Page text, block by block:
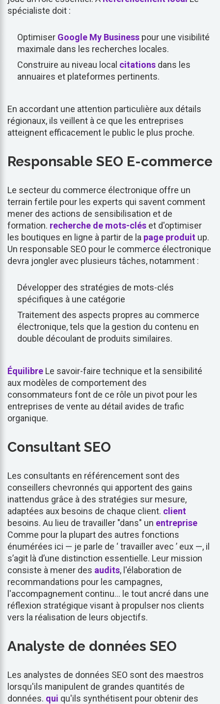
spécialiste doit :
Optimiser Google My Business pour une visibilité
maximale dans les recherches locales.
Construire au niveau local citations dans les
annuaires et plateformes pertinents.
En accordant une attention particulière aux détails
régionaux, ils veillent à ce que les entreprises
atteignent efficacement le public le plus proche.
Responsable SEO E-commerce
Le secteur du commerce électronique offre un
terrain fertile pour les experts qui savent comment
mener des actions de sensibilisation et de
formation. recherche de mots-clés et d'optimiser
les boutiques en ligne à partir de la page produit up.
Un responsable SEO pour le commerce électronique
devra jongler avec plusieurs tâches, notamment :
Développer des stratégies de mots-clés
spécifiques à une catégorie
Traitement des aspects propres au commerce
électronique, tels que la gestion du contenu en
double découlant de produits similaires.
Équilibre Le savoir-faire technique et la sensibilité
aux modèles de comportement des
consommateurs font de ce rôle un pivot pour les
entreprises de vente au détail avides de trafic
organique.
Consultant SEO
Les consultants en référencement sont des
conseillers chevronnés qui apportent des gains
inattendus grâce à des stratégies sur mesure,
adaptées aux besoins de chaque client. client
besoins. Au lieu de travailler "dans" un entreprise
Comme pour la plupart des autres fonctions
énumérées ici — je parle de ‘ travailler avec ’ eux —, il
s’agit là d’une distinction essentielle. Leur mission
consiste à mener des audits, l'élaboration de
recommandations pour les campagnes,
l'accompagnement continu… le tout ancré dans une
réflexion stratégique visant à propulser nos clients
vers la réalisation de leurs objectifs.
Analyste de données SEO
Les analystes de données SEO sont des maestros
lorsqu'ils manipulent de grandes quantités de
données. qui qu'ils synthétisent pour obtenir des